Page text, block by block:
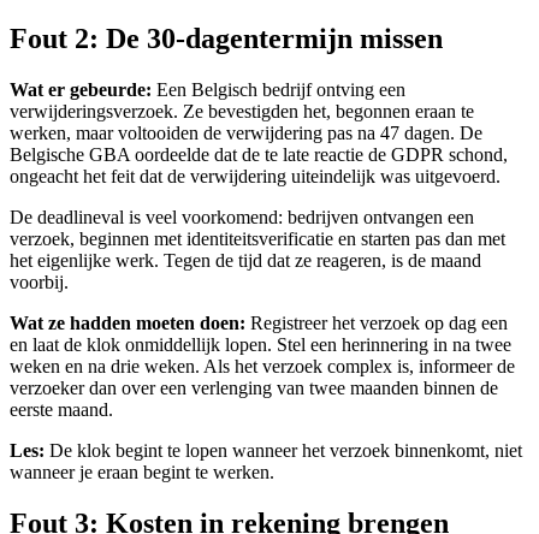
Fout 2: De 30-dagentermijn missen
Wat er gebeurde: Een Belgisch bedrijf ontving een
verwijderingsverzoek. Ze bevestigden het, begonnen eraan te
werken, maar voltooiden de verwijdering pas na 47 dagen. De
Belgische GBA oordeelde dat de te late reactie de GDPR schond,
ongeacht het feit dat de verwijdering uiteindelijk was uitgevoerd.
De deadlineval is veel voorkomend: bedrijven ontvangen een
verzoek, beginnen met identiteitsverificatie en starten pas dan met
het eigenlijke werk. Tegen de tijd dat ze reageren, is de maand
voorbij.
Wat ze hadden moeten doen: Registreer het verzoek op dag een
en laat de klok onmiddellijk lopen. Stel een herinnering in na twee
weken en na drie weken. Als het verzoek complex is, informeer de
verzoeker dan over een verlenging van twee maanden binnen de
eerste maand.
Les: De klok begint te lopen wanneer het verzoek binnenkomt, niet
wanneer je eraan begint te werken.
Fout 3: Kosten in rekening brengen